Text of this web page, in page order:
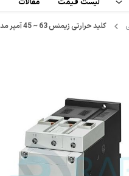
و ترانسمیتر
کلید حرارتی زیمنس 63 ~ 45 آمپر مدل 3RV1041-4JA10